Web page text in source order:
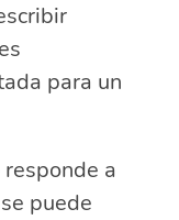
para un
a
puede